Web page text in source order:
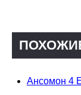
Ансомон 4